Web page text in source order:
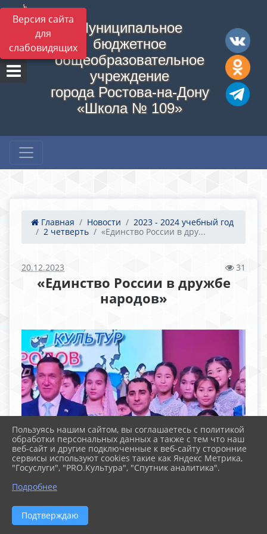
Версия сайта
для
слабовидящих
Муниципальное
бюджетное
общеобразовательное
учреждение
города Ростова-на-Дону
«Школа № 109»
Главная Новости
2023 - 2024 учебный год
2 четверть
«Единство России в дру...
20.12.2023 31
«Единство России в дружбе
народов»
Пользуясь нашим сайтом, вы соглашаетесь с политикой
обработки персональных данных а также с тем что наш
веб-сайт и другие подключенные к веб-сайту сторонние
сервисы используют cookies такие как Яндекс Метрика,
"Госуслуги", "PRO.Культура", "Спутник аналитика".
Подробнее
Подтверждаю